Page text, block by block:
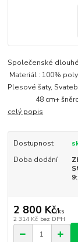
Společenské
Materiál : 100%
Plesové šaty,
48 cm+
celý popis
Dostupnost
Doba dodání
2 800 Kč/ks
2 314 Kč bez DPH